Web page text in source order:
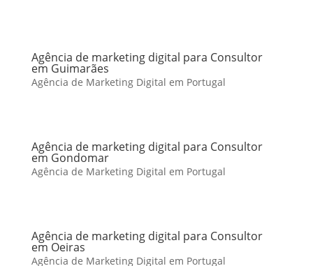
Agência de marketing digital para Consultor
em Guimarães
Agência de Marketing Digital em Portugal
Agência de marketing digital para Consultor
em Gondomar
Agência de Marketing Digital em Portugal
Agência de marketing digital para Consultor
em Oeiras
Agência de Marketing Digital em Portugal